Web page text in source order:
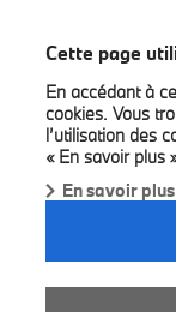
Cette page
En accédant à
cookies. Vous
l’utilisation des
« En savoir plus
En savoir plus
BILIA
7, Rue Christophe
L-2339 Luxemburg